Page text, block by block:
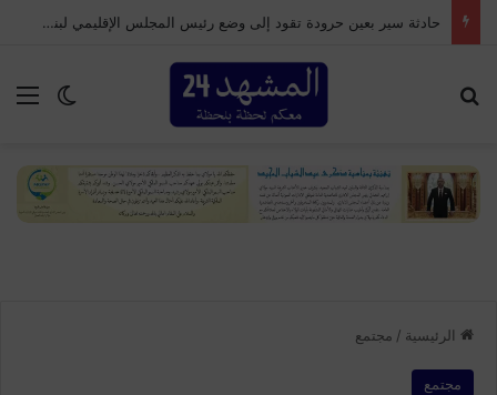
حادثة سير بعين حرودة تقود إلى وضع رئيس المجلس الإقليمي لبنسليمان تحت الحراسة النظرية
الوضع
الرئيسية / مجتمع
مجتمع